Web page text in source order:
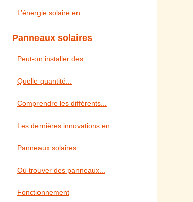
L’énergie solaire en...
Panneaux solaires
Peut-on installer des...
Quelle quantité...
Comprendre les différents...
Les dernières innovations en...
Panneaux solaires...
Où trouver des panneaux...
Fonctionnement